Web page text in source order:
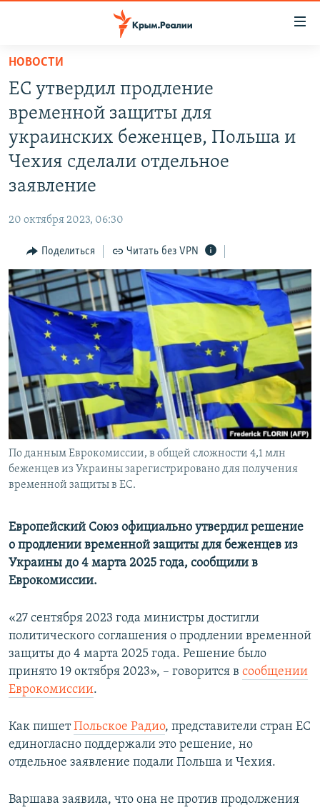
Вернуться
основному
содержанию
Вернутся
главной
навигации
СПЕЦПРОЕКТЫ
ВОДА
ИСТОРИЯ
ЕЩЕ
ТЕЛЕПРОЕКТ КРЫМ.РЕАЛИИ
СОВЕТЫ ПРАВОЗАЩИТНИКОВ
ПРОПАВШИЕ БЕЗ ВЕСТИ
ПОБЕДИТЕЛЕЙ НЕ СУДЯТ?
КРЫМ.НЕПОКОРЕННЫЙ
ELIFBE
УКРАИНСКАЯ ПРОБЛЕМА КРЫМА
КАК ОБОЙТИ БЛОКИРОВКУ
Українською
Qırımtatar
ПРИСОЕДИНЯЙТЕСЬ!
Все сайты RFE/RL
НОВОСТИ
ЕС утвердил продление
временной защиты для
украинских беженцев, Польша и
Чехия сделали отдельное
заявление
20 октября 2023, 06:30
Поделиться Читать без VPN
По данным Еврокомиссии, в общей сложности 4,1 млн
беженцев из Украины зарегистрировано для получения
временной защиты в ЕС.
Европейский Союз официально утвердил решение
о продлении временной защиты для беженцев из
Украины до 4 марта 2025 года, сообщили в
Еврокомиссии.
«27 сентября 2023 года министры достигли
политического соглашения о продлении временной
защиты до 4 марта 2025 года. Решение было
принято 19 октября 2023», – говорится в сообщении
Еврокомиссии.
Как пишетПольское Радио, представители стран ЕС
единогласно поддержали это решение, но
отдельное заявление подали Польша и Чехия.
Варшава заявила, что она не против продолжения